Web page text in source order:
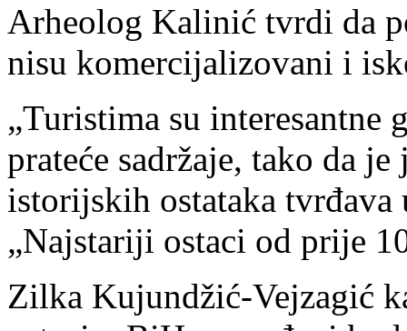
Arheolog Kalinić tvrdi da
nisu komercijalizovani i
„Turistima su
prateće sadržaje, tako da
istorijskih ostataka
„Najstariji ostaci od prije
Zilka Kujundžić-Vejzagić